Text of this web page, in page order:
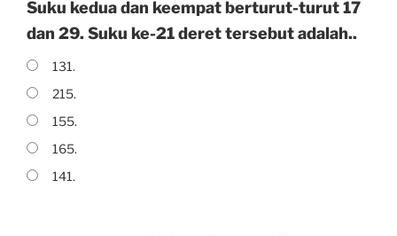
Suku kedua dan keempat berturut-turut 17
dan 29. Suku ke-21 deret tersebut adalah..
131.
215.
155.
165.
141.